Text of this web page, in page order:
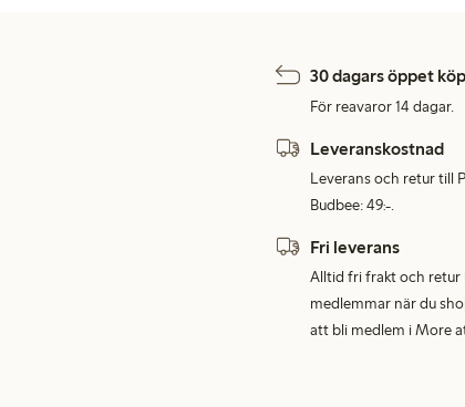
30 dagars öppet köp
För reavaror 14 dagar.
Leveranskostnad
Leverans och retur till
Budbee: 49:-.
Fri leverans
Alltid fri frakt och retur
medlemmar när du
att bli medlem i More